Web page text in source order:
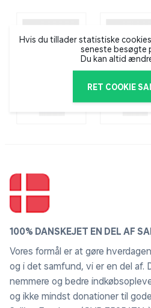
Hvis du tillader statistiske
seneste besøgte
Du kan altid
RET COOKIE
100% DANSKEJET EN DEL AF
Vores formål er at gøre
og i det samfund, vi er en del af.
nemmere og bedre
og ikke mindst donationer til